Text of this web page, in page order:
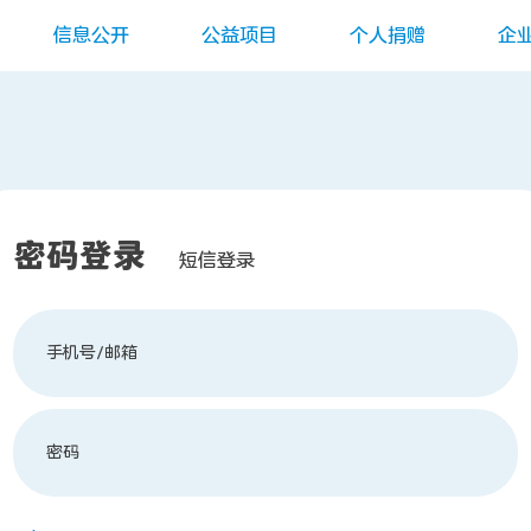
信息公开 公益项目 个人捐赠 企
密码登录 短信登录
手机号/邮箱
密码